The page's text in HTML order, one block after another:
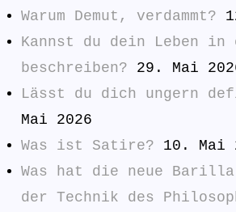
Warum Demut, verdammt?
Kannst du dein Leben in
beschreiben?
29. Mai
Lässt du dich ungern
Mai 2026
Was ist Satire?
10. Mai
Was hat die neue
der Technik des